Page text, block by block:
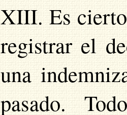
XIII. Es cierto
registrar el
una
pasado.